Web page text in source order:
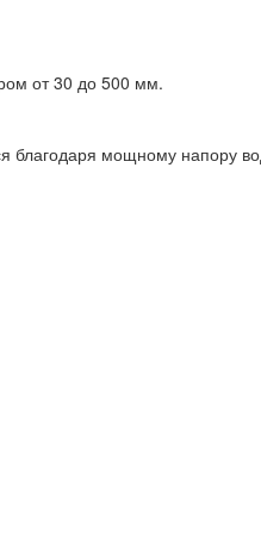
от 30 до 500 мм.
благодаря мощному напору